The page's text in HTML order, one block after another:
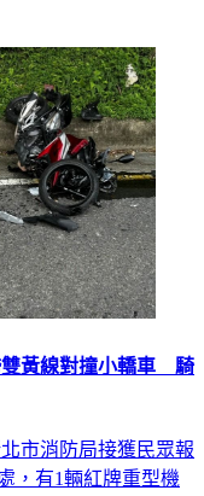
雙黃線對撞小轎車 騎
市消防局接獲民眾報
，有1輛紅牌重型機